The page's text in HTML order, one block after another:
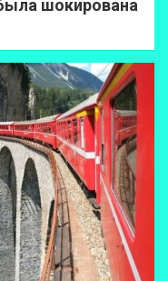
шокирована